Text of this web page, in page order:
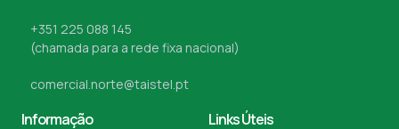
+351 225 088 145
(chamada para a rede fixa nacional)
comercial.norte@taistel.pt
Informação Links Úteis